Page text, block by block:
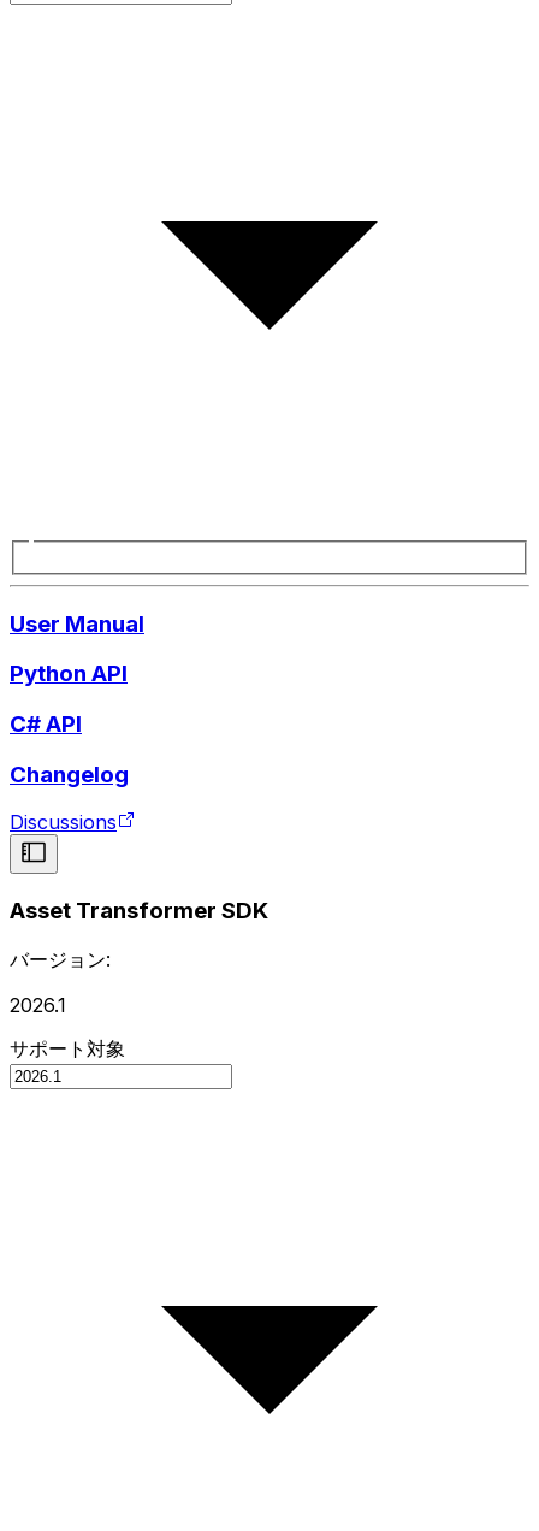
User Manual
Python API
C# API
Changelog
Discussions
Asset Transformer SDK
バージョン:
2026.1
サポート対象